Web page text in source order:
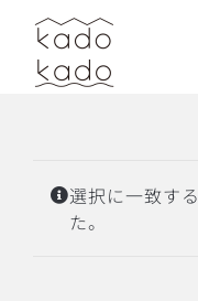
Skip
content
選択に一致す
た。